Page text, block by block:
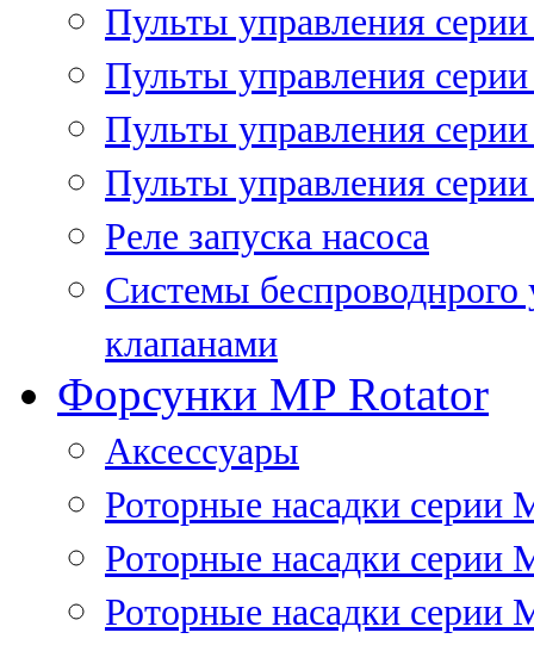
Пульты управления
Пульты управления
Пульты управления
Пульты управления
Реле запуска насоса
Системы
клапанами
Форсунки MP Rotator
Аксессуары
Роторные насадки серии
Роторные насадки серии
Роторные насадки серии